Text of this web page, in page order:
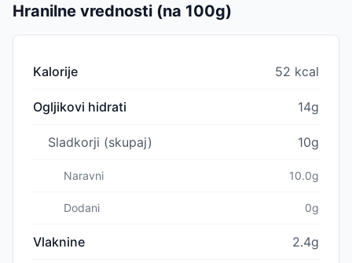
Hranilne vrednosti (na 100g)
Kalorije 52 kcal
Ogljikovi hidrati 14g
Sladkorji (skupaj) 10g
Naravni 10.0g
Dodani 0g
Vlaknine 2.4g